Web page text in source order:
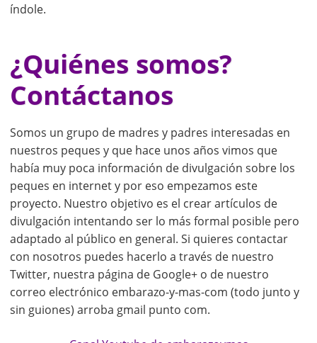
índole.
¿Quiénes somos?
Contáctanos
Somos un grupo de madres y padres interesadas en
nuestros peques y que hace unos años vimos que
había muy poca información de divulgación sobre los
peques en internet y por eso empezamos este
proyecto. Nuestro objetivo es el crear artículos de
divulgación intentando ser lo más formal posible pero
adaptado al público en general. Si quieres contactar
con nosotros puedes hacerlo a través de nuestro
Twitter, nuestra página de Google+ o de nuestro
correo electrónico embarazo-y-mas-com (todo junto y
sin guiones) arroba gmail punto com.